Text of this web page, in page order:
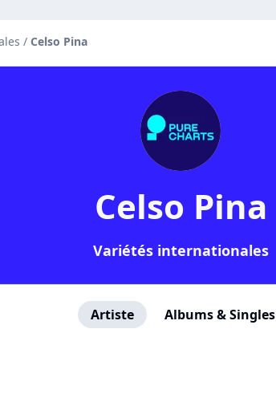
/ Celso Pina
Celso Pina
Variétés internationales
Artiste Albums & Singles